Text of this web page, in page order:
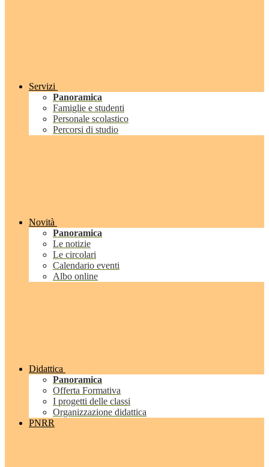
Servizi
Panoramica
Famiglie e studenti
Personale scolastico
Percorsi di studio
Novità
Panoramica
Le notizie
Le circolari
Calendario eventi
Albo online
Didattica
Panoramica
Offerta Formativa
I progetti delle classi
Organizzazione didattica
PNRR